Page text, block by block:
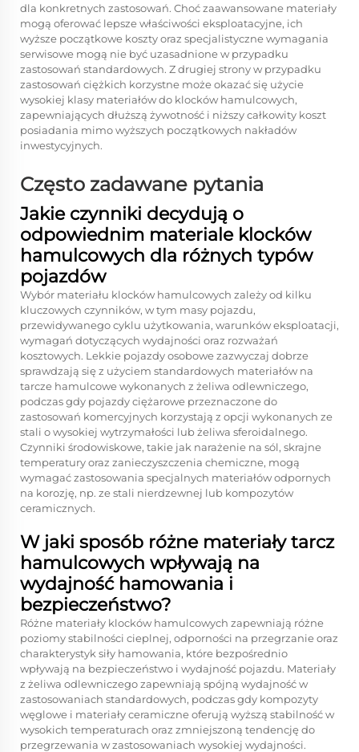
dla konkretnych zastosowań. Choć zaawansowane materiały
mogą oferować lepsze właściwości eksploatacyjne, ich
wyższe początkowe koszty oraz specjalistyczne wymagania
serwisowe mogą nie być uzasadnione w przypadku
zastosowań standardowych. Z drugiej strony w przypadku
zastosowań ciężkich korzystne może okazać się użycie
wysokiej klasy materiałów do klocków hamulcowych,
zapewniających dłuższą żywotność i niższy całkowity koszt
posiadania mimo wyższych początkowych nakładów
inwestycyjnych.
Często zadawane pytania
Jakie czynniki decydują o
odpowiednim materiale klocków
hamulcowych dla różnych typów
pojazdów
Wybór materiału klocków hamulcowych zależy od kilku
kluczowych czynników, w tym masy pojazdu,
przewidywanego cyklu użytkowania, warunków eksploatacji,
wymagań dotyczących wydajności oraz rozważań
kosztowych. Lekkie pojazdy osobowe zazwyczaj dobrze
sprawdzają się z użyciem standardowych materiałów na
tarcze hamulcowe wykonanych z żeliwa odlewniczego,
podczas gdy pojazdy ciężarowe przeznaczone do
zastosowań komercyjnych korzystają z opcji wykonanych ze
stali o wysokiej wytrzymałości lub żeliwa sferoidalnego.
Czynniki środowiskowe, takie jak narażenie na sól, skrajne
temperatury oraz zanieczyszczenia chemiczne, mogą
wymagać zastosowania specjalnych materiałów odpornych
na korozję, np. ze stali nierdzewnej lub kompozytów
ceramicznych.
W jaki sposób różne materiały tarcz
hamulcowych wpływają na
wydajność hamowania i
bezpieczeństwo?
Różne materiały klocków hamulcowych zapewniają różne
poziomy stabilności cieplnej, odporności na przegrzanie oraz
charakterystyk siły hamowania, które bezpośrednio
wpływają na bezpieczeństwo i wydajność pojazdu. Materiały
z żeliwa odlewniczego zapewniają spójną wydajność w
zastosowaniach standardowych, podczas gdy kompozyty
węglowe i materiały ceramiczne oferują wyższą stabilność w
wysokich temperaturach oraz zmniejszoną tendencję do
przegrzewania w zastosowaniach wysokiej wydajności.